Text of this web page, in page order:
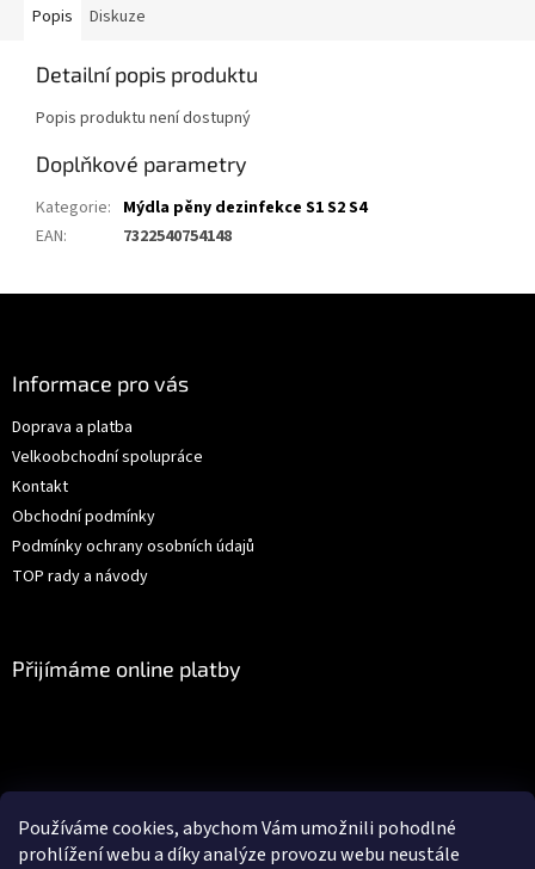
Používáme cookies, abychom Vám umožnili pohodlné
prohlížení webu a díky analýze provozu webu neustále
Popis Diskuze
Detailní popis produktu
Popis produktu není dostupný
Doplňkové parametry
Kategorie: Mýdla pěny dezinfekce S1 S2 S4
EAN: 7322540754148
Informace pro vás
Doprava a platba
Velkoobchodní spolupráce
Kontakt
Obchodní podmínky
Podmínky ochrany osobních údajů
TOP rady a návody
Přijímáme online platby
Facebook